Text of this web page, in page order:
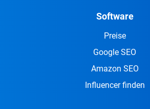
Software
Preise
Google SEO
Amazon SEO
Influencer finden